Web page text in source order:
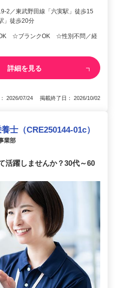
／東武野田線「六実駅」徒歩15
」徒歩20分
☆ブランクOK ☆性別不問／経
詳細を見る
2026/07/24 掲載終了日： 2026/10/02
士（CRE250144-01c）
業部
活躍しませんか？30代～60